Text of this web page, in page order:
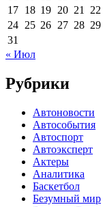
17 18 19 20 21 22
24 25 26 27 28 29
31
« Июл
Рубрики
Автоновости
Автособытия
Автоспорт
Автоэксперт
Актеры
Аналитика
Баскетбол
Безумный мир